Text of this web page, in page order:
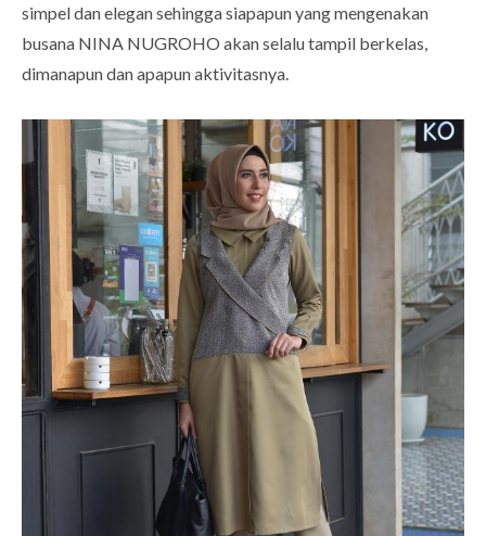
simpel dan elegan sehingga siapapun yang mengenakan
busana NINA NUGROHO akan selalu tampil berkelas,
dimanapun dan apapun aktivitasnya.